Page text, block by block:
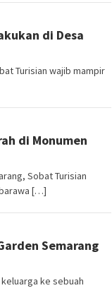
di Desa
Turisian wajib mampir
di Monumen
Sobat Turisian
[…]
Semarang
keluarga ke sebuah